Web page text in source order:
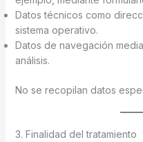
Datos técnicos como
sistema operativo.
Datos de navegación
análisis.
No se recopilan datos
3. Finalidad del tratamiento